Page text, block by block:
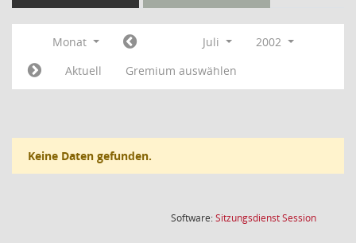
Monat Juli
2002
Aktuell
Gremium auswählen
Keine Daten gefunden.
Software:SitzungsdienstSession(Wird in